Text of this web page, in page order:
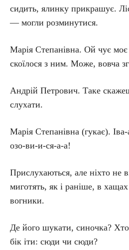
сидить, ялинку прикрашує.
— могли розминутися.
Марія Степанівна. Ой чує
скоїлося з ним. Може, вовча
Андрій Петрович. Таке
слухати.
Марія Степанівна (гукає).
озо-ви-и-ся-а-а!
Прислухаються, але ніхто не
миготять, як і раніше, в хащах
вогники.
Де його шукати, синочка?
бік іти: сюди чи сюди?